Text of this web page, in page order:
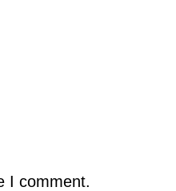
I comment.